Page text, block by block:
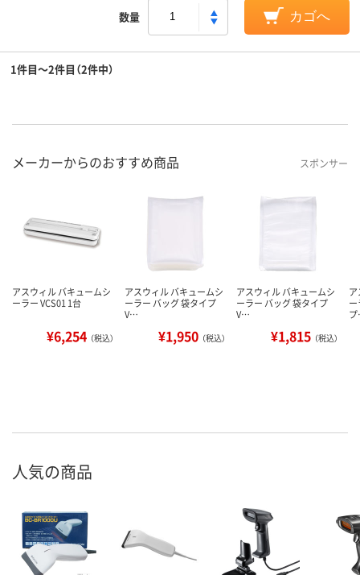
数量 カゴへ
1件目～2件目（2件中）
メーカーからのおすすめ商品 スポンサー
アスウィル バキュームシ
ーラー VCS01 1台
¥6,254 （税込）
アスウィル バキュームシ
ーラー バッグ 袋タイプ
V…
¥1,950 （税込）
アスウィル バキュームシ
ーラー バッグ 袋タイプ
V…
¥1,815 （税込）
人気の商品